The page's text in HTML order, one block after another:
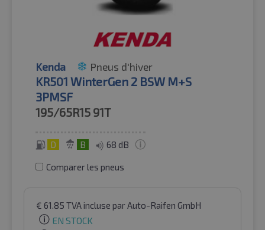
Kenda Pneus d'hiver
KR501 WinterGen 2 BSW M+S
3PMSF
195/65R15 91T
D B 68 dB
Comparer les pneus
€ 61.85 TVA incluse par Auto-Raifen GmbH
EN STOCK